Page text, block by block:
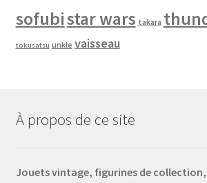
sofubistar wars takara
tokusatsu unkle vaisseau
À propos de ce site
Jouets vintage, figurines de collection,